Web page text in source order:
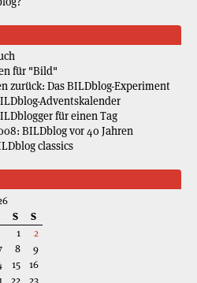
für "Bild"
zurück: Das BILDblog-Experiment
Adventskalender
für einen Tag
BILDblog vor 40 Jahren
classics
S
S
1
2
8
9
15
16
22 23